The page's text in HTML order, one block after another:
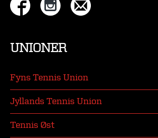
UNIONER
Fyns Tennis Union
Jyllands Tennis Union
Tennis Øst